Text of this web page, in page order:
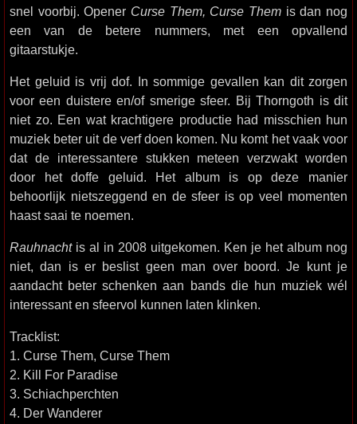
snel voorbij. Opener Curse Them, Curse Them is dan nog
een van de betere nummers, met een opvallend
gitaarstukje.
Het geluid is vrij dof. In sommige gevallen kan dit zorgen
voor een duistere en/of smerige sfeer. Bij Thorngoth is dit
niet zo. Een wat krachtigere productie had misschien hun
muziek beter uit de verf doen komen. Nu komt het vaak voor
dat de interessantere stukken meteen verzwakt worden
door het doffe geluid. Het album is op deze manier
behoorlijk nietszeggend en de sfeer is op veel momenten
haast saai te noemen.
Rauhnachtis al in 2008 uitgekomen. Ken je het album nog
niet, dan is er beslist geen man over boord. Je kunt je
aandacht beter schenken aan bands die hun muziek wél
interessant en sfeervol kunnen laten klinken.
Tracklist:
1. Curse Them, Curse Them
2. Kill For Paradise
3. Schiachperchten
4. Der Wanderer